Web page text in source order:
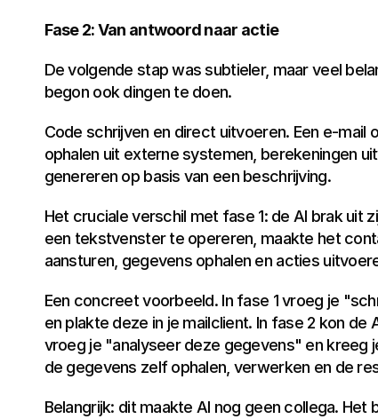
Fase 2: Van antwoord naar actie
De volgende stap was subtieler, maar veel
begon ook dingen te doen.
Code schrijven en direct uitvoeren. Een e-mail
ophalen uit externe systemen, berekeningen
genereren op basis van een beschrijving.
Het cruciale verschil met fase 1: de AI brak uit
een tekstvenster te opereren, maakte het
aansturen, gegevens ophalen en acties
Een concreet voorbeeld. In fase 1 vroeg je
en plakte deze in je mailclient. In fase 2 kon de
vroeg je "analyseer deze gegevens" en kreeg
de gegevens zelf ophalen, verwerken en de
Belangrijk: dit maakte AI nog geen collega.